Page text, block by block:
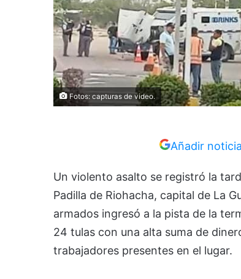
Fotos: capturas de video.
Añadir
Un violento asalto se registró la
Padilla de Riohacha, capital de La
armados ingresó a la pista de la
24 tulas con una alta suma de
trabajadores presentes en el lugar.